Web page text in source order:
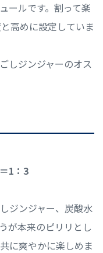
ールです。割って楽
高めに設定していま
しジンジャーのオス
1：3
ジンジャー、炭酸水
が本来のピリリとし
に爽やかに楽しめま